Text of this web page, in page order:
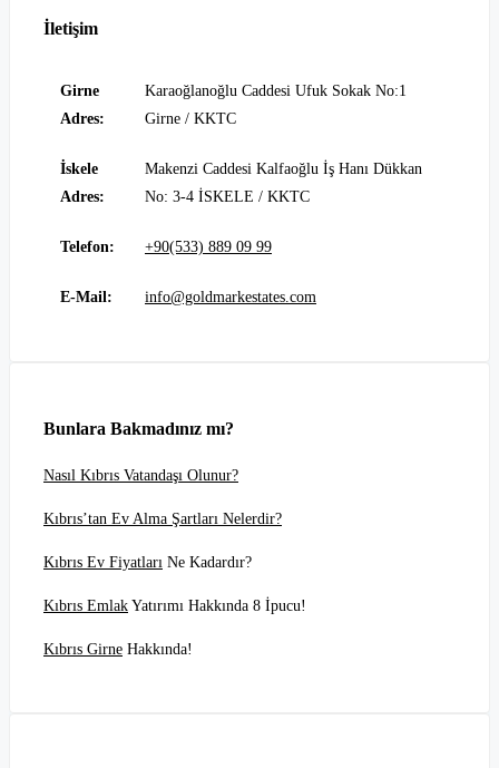
İletişim
Girne
Adres:
Karaoğlanoğlu Caddesi Ufuk Sokak No:1
Girne / KKTC
İskele
Adres:
Makenzi Caddesi Kalfaoğlu İş Hanı Dükkan
No: 3-4 İSKELE / KKTC
Telefon: +90(533) 889 09 99
E-Mail: info@goldmarkestates.com
Bunlara Bakmadınız mı?
Nasıl Kıbrıs Vatandaşı Olunur?
Kıbrıs’tan Ev Alma Şartları Nelerdir?
Kıbrıs Ev Fiyatları Ne Kadardır?
Kıbrıs Emlak Yatırımı Hakkında 8 İpucu!
Kıbrıs Girne Hakkında!